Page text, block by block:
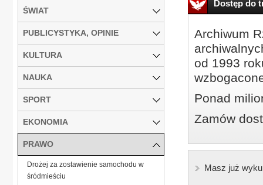
Dostęp do
Archiwum
od 1993
Ponad
Zamów
Masz już
ŚWIAT
PUBLICYSTYKA, OPINIE
KULTURA
NAUKA
SPORT
EKONOMIA
PRAWO
Drożej za zostawienie samochodu w
śródmieściu